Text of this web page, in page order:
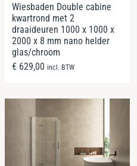
Wiesbaden Double cabine
kwartrond met 2
draaideuren 1000 x 1000 x
2000 x 8 mm nano helder
glas/chroom
€ 629,00 incl. BTW